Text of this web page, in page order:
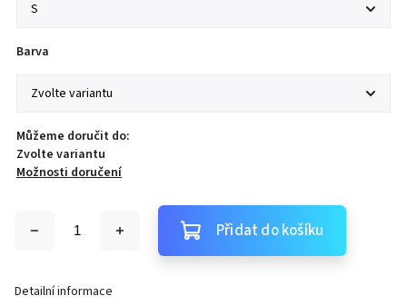
Barva
Můžeme doručit do:
Zvolte variantu
Možnosti doručení
Přidat do košíku
Detailní informace